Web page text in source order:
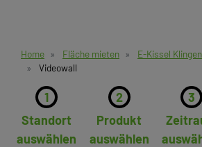
Home Fläche mieten
E-Kissel
Videowall
1
Standort
auswählen
2
Produkt
auswählen
3